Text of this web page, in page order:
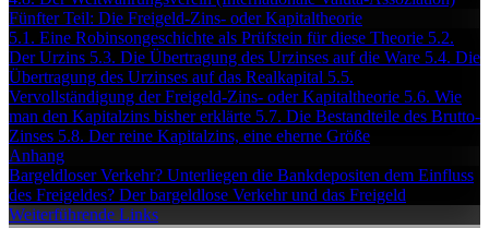
Fünfter Teil: Die Freigeld-Zins- oder Kapitaltheorie
5.1. Eine Robinsongeschichte als Prüfstein für diese Theorie 5.2.
Der Urzins 5.3. Die Übertragung des Urzinses auf die Ware 5.4. Die
Übertragung des Urzinses auf das Realkapital 5.5.
Vervollständigung der Freigeld-Zins- oder Kapitaltheorie 5.6. Wie
man den Kapitalzins bisher erklärte 5.7. Die Bestandteile des Brutto-
Zinses 5.8. Der reine Kapitalzins, eine eherne Größe
Anhang
Bargeldloser Verkehr? Unterliegen die Bankdepositen dem Einfluss
des Freigeldes? Der bargeldlose Verkehr und das Freigeld
Weiterführende Links